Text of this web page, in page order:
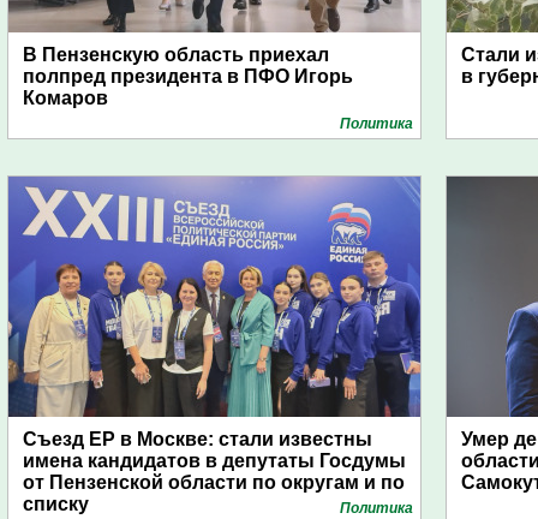
В Пензенскую область приехал
полпред президента в ПФО Игорь
Комаров
Политика
Стали
в
Съезд ЕР в Москве: стали известны
имена кандидатов в депутаты Госдумы
от Пензенской области по округам и по
списку
Политика
Умер